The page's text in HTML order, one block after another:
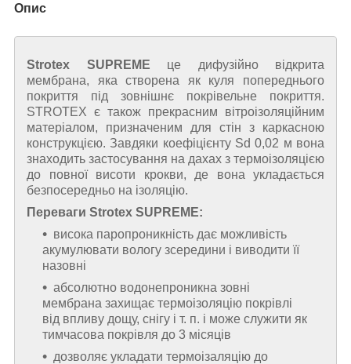
Опис
Strotex SUPREME це дифузійно відкрита
мембрана, яка створена як куля попереднього
покриття під зовнішнє покрівельне покриття.
STROTEX є також прекрасним вітроізоляційним
матеріалом, призначеним для стін з каркасною
конструкцією. Завдяки коефіцієнту Sd 0,02 м вона
знаходить застосування на дахах з термоізоляцією
до повної висоти крокви, де вона укладається
безпосередньо на ізоляцію.
Переваги Strotex SUPREME:
висока паропроникність дає можливість
акумулювати вологу зсередини і виводити її
назовні
абсолютно водонепроникна зовні
мембрана захищає термоізоляцію покрівлі
від впливу дощу, снігу і т. п. і може служити як
тимчасова покрівля до 3 місяців
дозволяє укладати термоізаляцію до